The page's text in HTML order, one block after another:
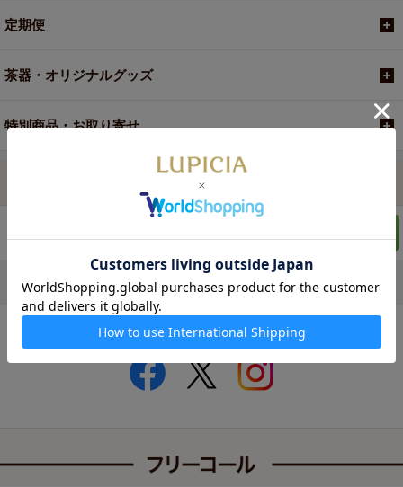
定期便
茶器・オリジナルグッズ
特別商品・お取り寄せ
ルピシア公式SNS